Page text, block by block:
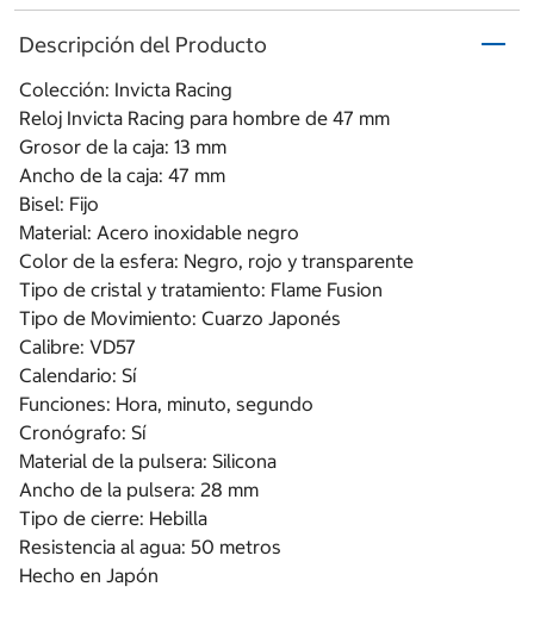
Descripción del Producto
Colección: Invicta Racing
Reloj Invicta Racing para hombre de 47 mm
Grosor de la caja: 13 mm
Ancho de la caja: 47 mm
Bisel: Fijo
Material: Acero inoxidable negro
Color de la esfera: Negro, rojo y transparente
Tipo de cristal y tratamiento: Flame Fusion
Tipo de Movimiento: Cuarzo Japonés
Calibre: VD57
Calendario: Sí
Funciones: Hora, minuto, segundo
Cronógrafo: Sí
Material de la pulsera: Silicona
Ancho de la pulsera: 28 mm
Tipo de cierre: Hebilla
Resistencia al agua: 50 metros
Hecho en Japón